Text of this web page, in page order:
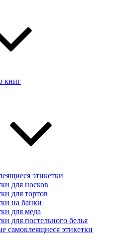
книг
этикетки
для носков
для тортов
на банки
для меда
для постельного белья
самоклеящиеся этикетки